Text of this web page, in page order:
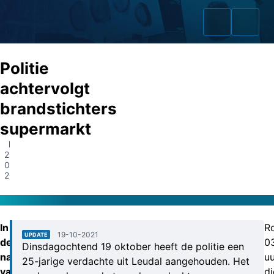
Home
Zaken
Opsporingslijst
Tip doorgeven
Volg ons
Politie
achtervolgt
brandstichters
supermarkt
Panningen
28-
09-
2021
In
de
nacht
van
UPDATE 19-10-2021
Dinsdagochtend 19 oktober heeft de politie een
25-jarige verdachte uit Leudal aangehouden. Het